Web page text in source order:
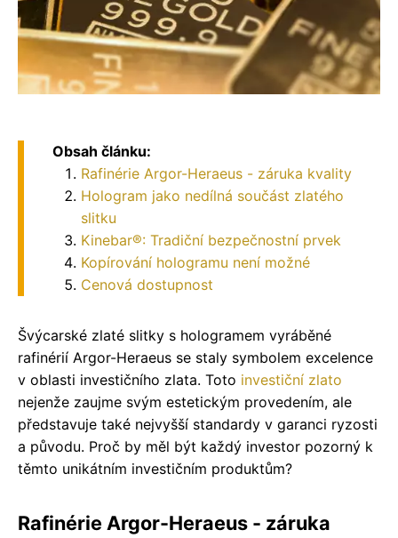
Obsah článku:
Rafinérie Argor-Heraeus - záruka kvality
Hologram jako nedílná součást zlatého
slitku
Kinebar®: Tradiční bezpečnostní prvek
Kopírování hologramu není možné
Cenová dostupnost
Švýcarské zlaté slitky s hologramem vyráběné
rafinérií Argor-Heraeus se staly symbolem excelence
v oblasti investičního zlata. Toto investiční zlato
nejenže zaujme svým estetickým provedením, ale
představuje také nejvyšší standardy v garanci ryzosti
a původu. Proč by měl být každý investor pozorný k
těmto unikátním investičním produktům?
Rafinérie Argor-Heraeus - záruka